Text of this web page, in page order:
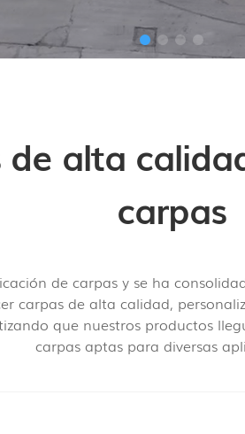
alta
carpas
de carpas y se ha
carpas de alta calidad,
que nuestros productos
carpas aptas para diversas